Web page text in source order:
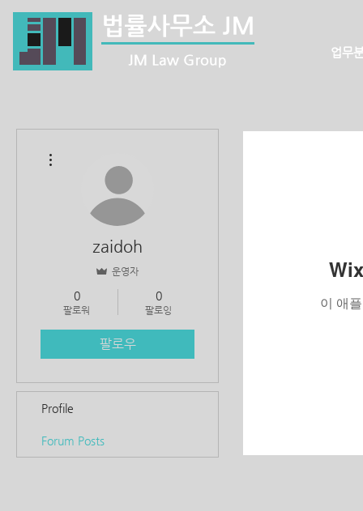
업무
이 애
zaidoh
운영자
0
팔로워
0
팔로잉
팔로우
Profile
Forum Posts